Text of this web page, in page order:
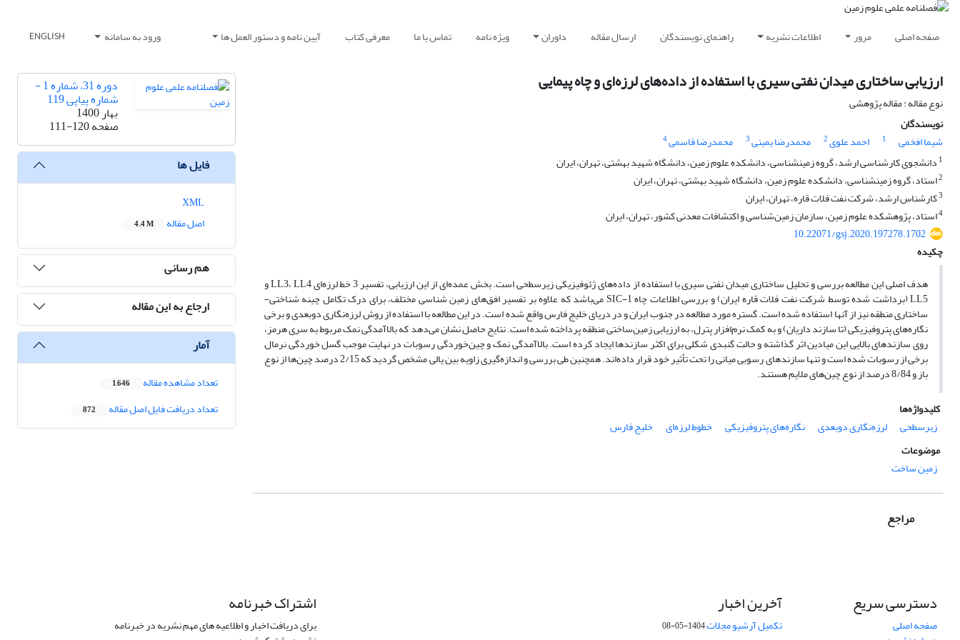
صفحه اصلی مرور اطلاعات نشریه راهنمای نویسندگان ارسال مقاله داوران ویژه نامه تماس با ما معرفی کتاب آیین نامه و دستور العمل ها ورود به سامانه ENGLISH
ارزیابی ساختاری میدان نفتی سیری با استفاده از داده‌های لرزه‌ای و چاه پیمایی
نوع مقاله : مقاله پژوهشی
نویسندگان
شیما افخمی
1 احمد علوی2 محمدرضا یمینی3 محمدرضا قاسمی4
1 دانشجوی کارشناسی ارشد، گروه زمین‎شناسی، دانشکده علوم زمین، دانشگاه شهید بهشتی، تهران، ایران
2استاد، گروه زمین‎شناسی، دانشکده علوم زمین، دانشگاه شهید بهشتی، تهران، ایران
3کارشناس ارشد، شرکت نفت فلات قاره، تهران، ایران
4استاد، پژوهشکده علوم زمین، سازمان زمین‌شناسی و اکتشافات معدنی کشور، تهران، ایران
10.22071/gsj.2020.197278.1702
چکیده
هدف اصلی این مطالعه بررسی و تحلیل ساختاری میدان نفتی سیری با استفاده از داده‌های ژئوفیزیکی زیرسطحی است. بخش عمده‌ای از این ارزیابی، تفسیر 3 خط لرزه‌ای LL3، LL4 و
LL5 (برداشت شده توسط شرکت نفت فلات قاره ایران) و بررسی اطلاعات چاه SIC-1 می‌باشد که علاوه بر تفسیر افق‌های زمین شناسی مختلف، برای درک تکامل چینه شناختی-
ساختاری منطقه نیز از آنها استفاده شده است. گستره مورد مطالعه در جنوب ایران و در دریای خلیج فارس واقع شده است. در این مطالعه با استفاده از روش لرزه‌نگاری دوبعدی و برخی
نگاره‌های پتروفیزیکی (تا سازند داریان) و به کمک نرم‌افزار پترل، به ارزیابی زمین‌ساختی منطقه پرداخته شده است. نتایج حاصل نشان می‌دهد که بالاآمدگی نمک مربوط به سری هرمز،
روی سازندهای بالایی این میادین اثر گذاشته و حالت گنبدی شکلی برای اکثر سازندها ایجاد کرده است. بالاآمدگی نمک و چین‌خوردگی رسوبات در نهایت موجب گسل خوردگی نرمال
برخی از رسوبات شده است و تنها سازندهای رسوبی میانی را تحت تأثیر خود قرار داده‌اند. همچنین طی بررسی و اندازه‌گیری زاویه بین یالی مشخص گردید که 2/15 درصد چین‌ها از نوع
باز و 8/84 درصد از نوع چین‌های ملایم هستند.
کلیدواژه‌ها
زیرسطحی
لرزه‌نگاری دوبعدی نگاره‌های پتروفیزیکی خطوط لرزه‌ای
خلیج فارس
موضوعات
زمین ساخت
مراجع
دوره 31، شماره 1 -
شماره پیاپی 119
بهار 1400
صفحه111-120
فایل ها
اصل مقاله
4.4 M
هم رسانی
ارجاع به این مقاله
آمار
تعداد مشاهده مقاله 1,646
تعداد دریافت فایل اصل مقاله 872
دسترسی سریع
صفحه اصلی
آخرین اخبار
تکمیل آرشیو مجلات1404-05-08
اشتراک خبرنامه
برای دریافت اخبار و اطلاعیه های مهم نشریه در خبرنامه